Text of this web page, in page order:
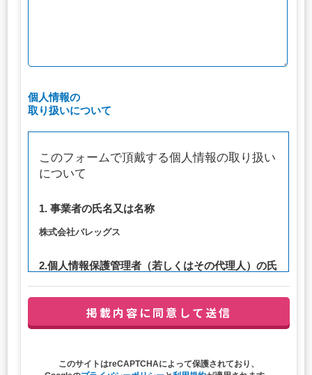
個人情報の
取り扱いについて
このフォームで頂戴する個人情報の取り扱い
について
1. 事業者の氏名又は名称
株式会社バレッグス
2.個人情報保護管理者（若しくはその代理人）の氏
連絡先：privacy@balleggs.co.jp
（1）お問い合わせ対応（本人への連絡を含む）のため
このサイトはreCAPTCHAによって保護されており、